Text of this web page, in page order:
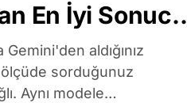
En İyi Sonucu
aldığınız
ölçüde sorduğunuz
Aynı modele…